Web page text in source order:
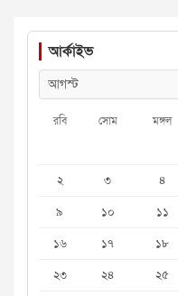
আর্কাইভ
রবি সোম মঙ্গল
২
৩ ৪
৯
১০ ১১
১৬
১৭ ১৮
২৩
২৪ ২৫